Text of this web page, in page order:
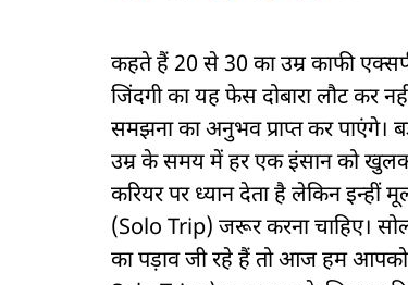
कहते हैं 20 से 30 का उम्र काफी
जिंदगी का यह फेस दोबारा लौट कर
समझना का अनुभव प्राप्त कर पाएंगे।
उम्र के समय में हर एक इंसान को
करियर पर ध्यान देता है लेकिन
(Solo Trip) जरूर करना चाहिए।
का पड़ाव जी रहे हैं तो आज हम आपको